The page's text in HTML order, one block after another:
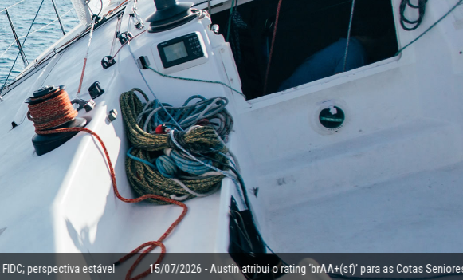
estável 15/07/2026 - Austin atribui o rating ‘brAA+(sf)’ para as Cotas Seniores da